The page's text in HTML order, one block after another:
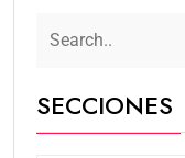
SECCIONES